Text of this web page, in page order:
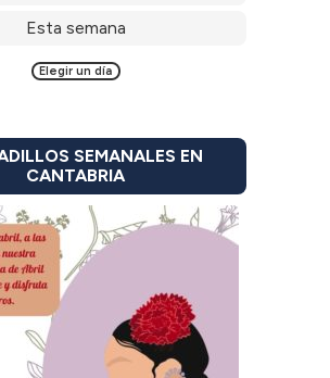
Esta semana
Elegir un día
SEMANALES EN
CANTABRIA